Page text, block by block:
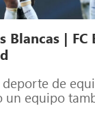
Blancas | FC
de
un equipo